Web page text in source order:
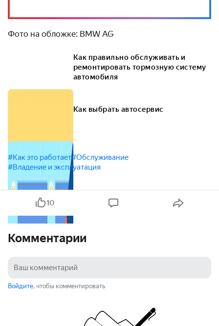
Фото на обложке: BMW AG
Как правильно обслуживать и
ремонтировать тормозную систему
автомобиля
Как выбрать автосервис
#Как это работает#Обслуживание
#Владение и эксплуатация
10
Комментарии
Войдите, чтобы комментировать